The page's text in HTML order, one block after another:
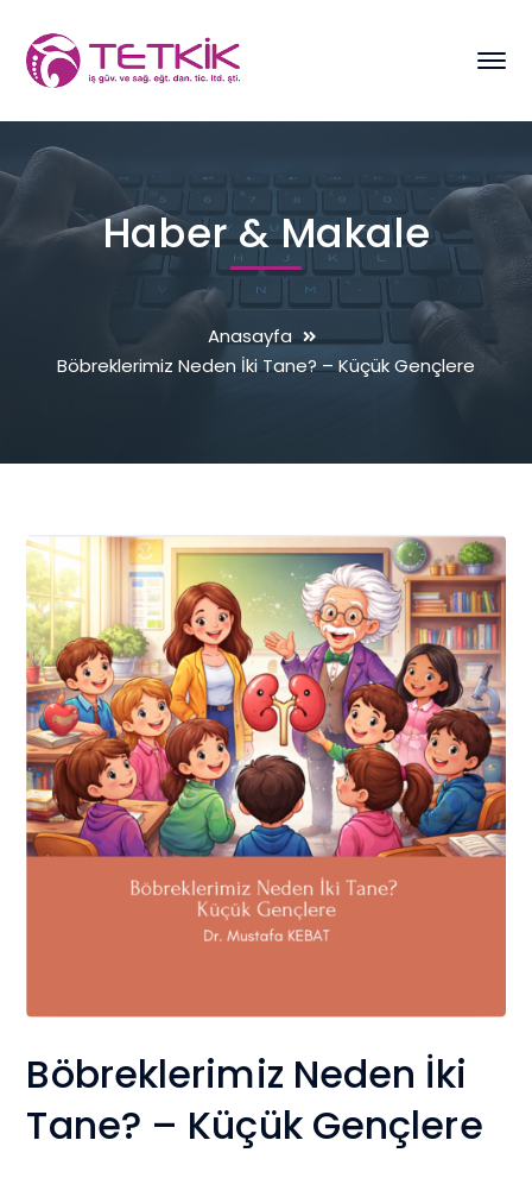
Haber & Makale
Anasayfa
Böbreklerimiz Neden İki Tane? – Küçük Gençlere
Böbreklerimiz Neden İki
Tane? – Küçük Gençlere